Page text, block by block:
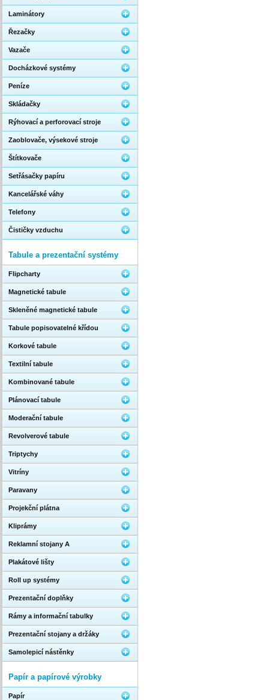
Laminátory
Řezačky
Vazače
Docházkové systémy
Peníze
Skládačky
Rýhovací a perforovací stroje
Zaoblovače, výsekové stroje
Štítkovače
Setřásačky papíru
Kancelářské váhy
Telefony
Čističky vzduchu
Tabule a prezentační systémy
Flipcharty
Magnetické tabule
Skleněné magnetické tabule
Tabule popisovatelné křídou
Korkové tabule
Textilní tabule
Kombinované tabule
Plánovací tabule
Moderační tabule
Revolverové tabule
Triptychy
Vitríny
Paravany
Projekční plátna
Kliprámy
Reklamní stojany A
Plakátové lišty
Roll up systémy
Prezentační doplňky
Rámy a informační tabulky
Prezentační stojany a držáky
Samolepicí nástěnky
Papír a papírové výrobky
Papír